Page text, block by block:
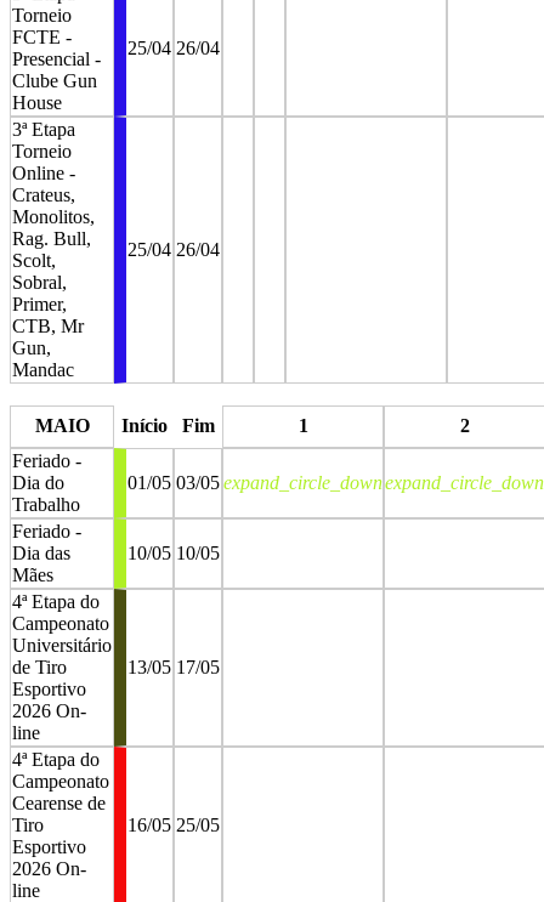
Torneio
FCTE -
Presencial -
Clube Gun
House
25/04 26/04
3ª Etapa
Torneio
Online -
Crateus,
Monolitos,
Rag. Bull,
Scolt,
Sobral,
Primer,
CTB, Mr
Gun,
Mandac
25/04 26/04
MAIO
Início Fim 1
2
Feriado -
Dia do
Trabalho
01/05 03/05expand_circle_downexpand_circle_down
Feriado -
Dia das
Mães
10/05 10/05
4ª Etapa do
Campeonato
Universitário
de Tiro
Esportivo
2026 On-
line
13/05 17/05
4ª Etapa do
Campeonato
Cearense de
Tiro
Esportivo
2026 On-
line
16/05 25/05